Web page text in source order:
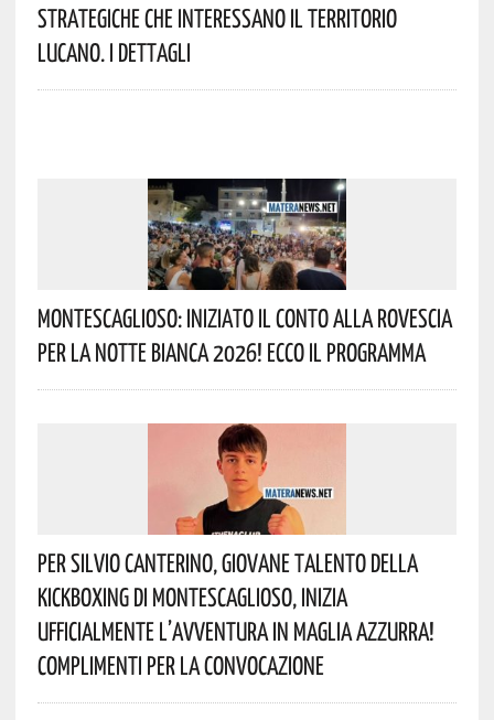
Strategiche Che Interessano Il Territorio
Lucano. I Dettagli
Montescaglioso: Iniziato Il Conto Alla Rovescia
Per La Notte Bianca 2026! Ecco Il Programma
Per Silvio Canterino, Giovane Talento Della
Kickboxing Di Montescaglioso, Inizia
Ufficialmente L’avventura In Maglia Azzurra!
Complimenti Per La Convocazione